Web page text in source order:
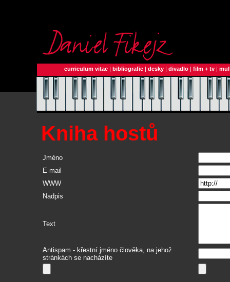
curriculum vitae | bibliografie | desky | divadlo | film + tv |
Kniha hostů
Jméno
E-mail
WWW
Nadpis
Text
Antispam - křestní jméno člověka, na jehož
stránkách se nacházíte